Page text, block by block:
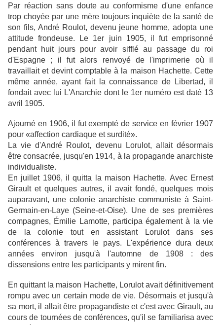
Par réaction sans doute au conformisme d'une enfance
trop choyée par une mère toujours inquiète de la santé de
son fils, André Roulot, devenu jeune homme, adopta une
attitude frondeuse. Le 1er juin 1905, il fut emprisonné
pendant huit jours pour avoir sifflé au passage du roi
d'Espagne ; il fut alors renvoyé de l'imprimerie où il
travaillait et devint comptable à la maison Hachette. Cette
même année, ayant fait la connaissance de Libertad, il
fondait avec lui L'Anarchie dont le 1er numéro est daté 13
avril 1905.
Ajourné en 1906, il fut exempté de service en février 1907
pour «affection cardiaque et surdité».
La vie d'André Roulot, devenu Lorulot, allait désormais
être consacrée, jusqu'en 1914, à la propagande anarchiste
individualiste.
En juillet 1906, il quitta la maison Hachette. Avec Ernest
Girault et quelques autres, il avait fondé, quelques mois
auparavant, une colonie anarchiste communiste à Saint-
Germain-en-Laye (Seine-et-Oise). Une de ses premières
compagnes, Émilie Lamotte, participa également à la vie
de la colonie tout en assistant Lorulot dans ses
conférences à travers le pays. L'expérience dura deux
années environ jusqu'à l'automne de 1908 : des
dissensions entre les participants y mirent fin.
En quittant la maison Hachette, Lorulot avait définitivement
rompu avec un certain mode de vie. Désormais et jusqu'à
sa mort, il allait être propagandiste et c'est avec Girault, au
cours de tournées de conférences, qu'il se familiarisa avec